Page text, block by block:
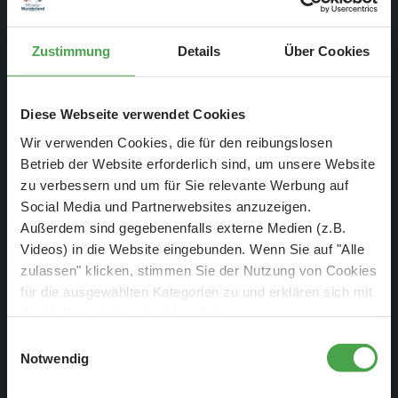
Zustimmung Details Über Cookies
Diese Webseite verwendet Cookies
Wir verwenden Cookies, die für den reibungslosen
Betrieb der Website erforderlich sind, um unsere Website
zu verbessern und um für Sie relevante Werbung auf
Social Media und Partnerwebsites anzuzeigen.
Außerdem sind gegebenenfalls externe Medien (z.B.
Videos) in die Website eingebunden. Wenn Sie auf "Alle
zulassen" klicken, stimmen Sie der Nutzung von Cookies
für die ausgewählten Kategorien zu und erklären sich mit
diese Einstellungen jederzeit über die Schaltfläche
Notwendig
Das Abenteuer geht weiter. Wir eröffnen Rio de Janeiro am